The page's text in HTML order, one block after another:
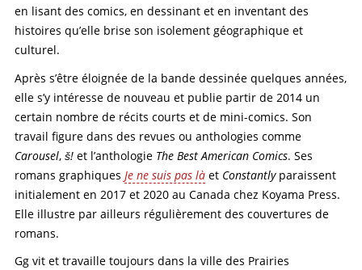
en lisant des comics, en dessinant et en inventant des
histoires qu’elle brise son isolement géographique et
culturel.
Après s’être éloignée de la bande dessinée quelques années,
elle s’y intéresse de nouveau et publie partir de 2014 un
certain nombre de récits courts et de mini-comics. Son
travail figure dans des revues ou anthologies comme
Carousel,š! et l’anthologie The Best American Comics. Ses
romans graphiques Je ne suis pas là et Constantlyparaissent
initialement en 2017 et 2020 au Canada chez Koyama Press.
Elle illustre par ailleurs régulièrement des couvertures de
romans.
Gg vit et travaille toujours dans la ville des Prairies